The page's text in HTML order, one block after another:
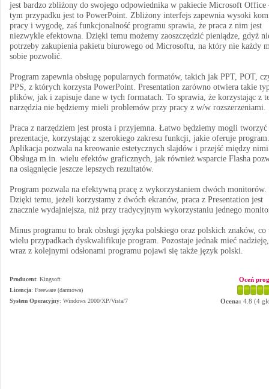
jest bardzo zbliżony do swojego odpowiednika w pakiecie Microsoft Office
tym przypadku jest to PowerPoint. Zbliżony interfejs zapewnia wysoki
pracy i wygodę, zaś funkcjonalność programu sprawia, że praca z nim jest
niezwykle efektowna. Dzięki temu możemy zaoszczędzić pieniądze, gdyż
potrzeby zakupienia pakietu biurowego od Microsoftu, na który nie każdy
sobie pozwolić.
Program zapewnia obsługę popularnych formatów, takich jak PPT, POT,
PPS, z których korzysta PowerPoint. Presentation zarówno otwiera takie
plików, jak i zapisuje dane w tych formatach. To sprawia, że korzystając z
narzędzia nie będziemy mieli problemów przy pracy z w/w rozszerzeniami.
Praca z narzędziem jest prosta i przyjemna. Łatwo będziemy mogli tworzyć
prezentacje, korzystając z szerokiego zakresu funkcji, jakie oferuje program.
Aplikacja pozwala na kreowanie estetycznych slajdów i przejść między
Obsługa m.in. wielu efektów graficznych, jak również wsparcie Flasha
na osiągnięcie jeszcze lepszych rezultatów.
Program pozwala na efektywną pracę z wykorzystaniem dwóch monitorów.
Dzięki temu, jeżeli korzystamy z dwóch ekranów, praca z Presentation jest
znacznie wydajniejsza, niż przy tradycyjnym wykorzystaniu jednego
Minus programu to brak obsługi języka polskiego oraz polskich znaków, co
wielu przypadkach dyskwalifikuje program. Pozostaje jednak mieć
wraz z kolejnymi odsłonami programu pojawi się także język polski.
Producent: Kingsoft
Licencja: Freeware (darmowa)
System Operacyjny: Windows 2000/XP/Vista/7
Oceń
Ocena: 4.8 (4